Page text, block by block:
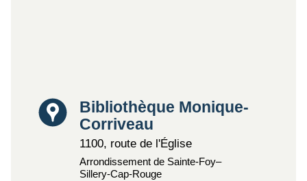
Lieu
Bibliothèque Monique-
Corriveau
1100, route de l'Église
Arrondissement de Sainte-Foy–
Sillery‑Cap‑Rouge